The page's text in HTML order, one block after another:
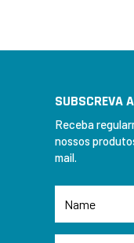
SUBSCREVA
Receba
nossos
mail.